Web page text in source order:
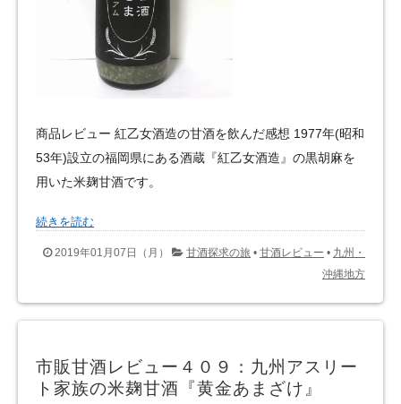
商品レビュー 紅乙女酒造の甘酒を飲んだ感想 1977年(昭和
53年)設立の福岡県にある酒蔵『紅乙女酒造』の黒胡麻を
用いた米麹甘酒です。
続きを読む
2019年01月07日（月） 甘酒探求の旅 • 甘酒レビュー • 九州・
沖縄地方
市販甘酒レビュー４０９：九州アスリー
ト家族の米麹甘酒『黄金あまざけ』